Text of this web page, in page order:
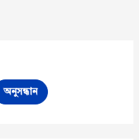
অনুসন্ধান